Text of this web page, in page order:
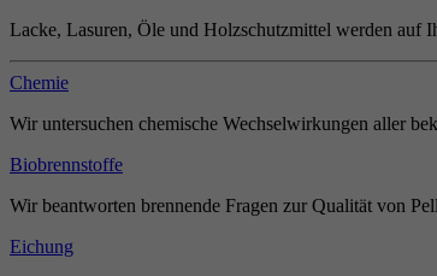
Lacke, Lasuren, Öle und Holzschutzmittel werden auf
Chemie
Wir untersuchen chemische Wechselwirkungen aller
Biobrennstoffe
Wir beantworten brennende Fragen zur Qualität von
Eichung